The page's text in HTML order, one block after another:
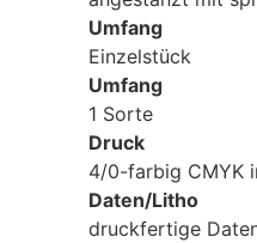
Umfang
Einzelstück
Umfang
1 Sorte
Druck
4/0-farbig CMYK
Daten/Litho
druckfertige